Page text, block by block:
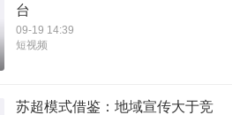
台
09-19 14:39
短视频
苏超模式借鉴：地域宣传大于竞